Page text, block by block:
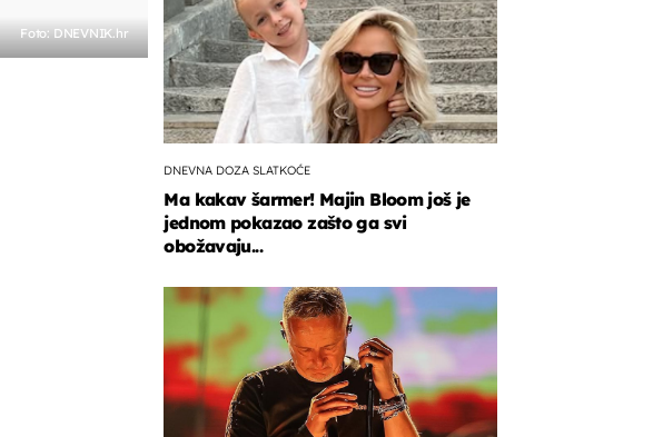
Foto: DNEVNIK.hr
DNEVNA DOZA SLATKOĆE
Ma kakav šarmer! Majin Bloom još je
jednom pokazao zašto ga svi
obožavaju...